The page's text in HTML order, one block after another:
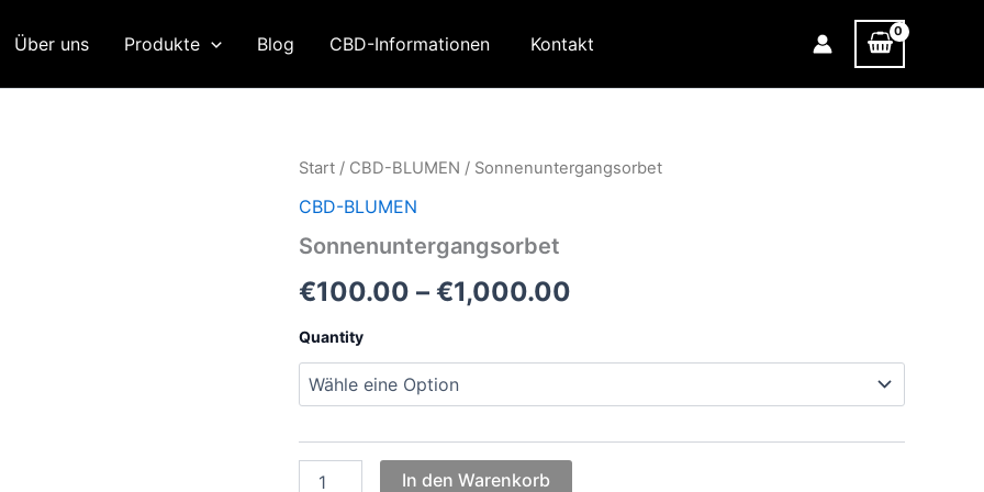
Über uns Produkte Blog CBD-Informationen Kontakt
Start / CBD-BLUMEN / Sonnenuntergangsorbet
CBD-BLUMEN
Sonnenuntergangsorbet
€100.00 – €1,000.00
Quantity
SonnenuntergangsorbetIn den Warenkorb